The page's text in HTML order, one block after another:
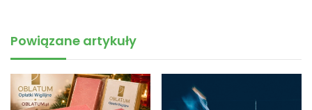
wychowankowie naszego klubu przywieźli aż 22 medale,
drużynowej wśród dziewcząt i IV miejsca w klasyfikacji
chłopców.
Powiązane artykuły